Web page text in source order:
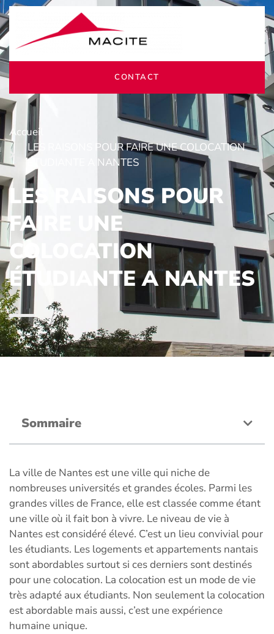
CONTACT
Accueil
LES RAISONS POUR FAIRE UNE COLOCATION
ÉTUDIANTE A NANTES
LES RAISONS POUR
FAIRE UNE
COLOCATION
ÉTUDIANTE A NANTES
Sommaire
La ville de Nantes est une ville qui niche de
nombreuses universités et grandes écoles. Parmi les
grandes villes de France, elle est classée comme étant
une ville où il fait bon à vivre. Le niveau de vie à
Nantes est considéré élevé. C’est un lieu convivial pour
les étudiants. Les logements et appartements nantais
sont abordables surtout si ces derniers sont destinés
pour une colocation. La colocation est un mode de vie
très adapté aux étudiants. Non seulement la colocation
est abordable mais aussi, c’est une expérience
humaine unique.